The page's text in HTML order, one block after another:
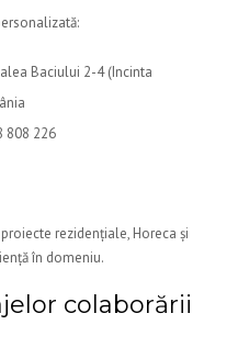
Baciului 2-4 (Incinta
808 226
rezidențiale, Horeca și
în domeniu.
colaborării